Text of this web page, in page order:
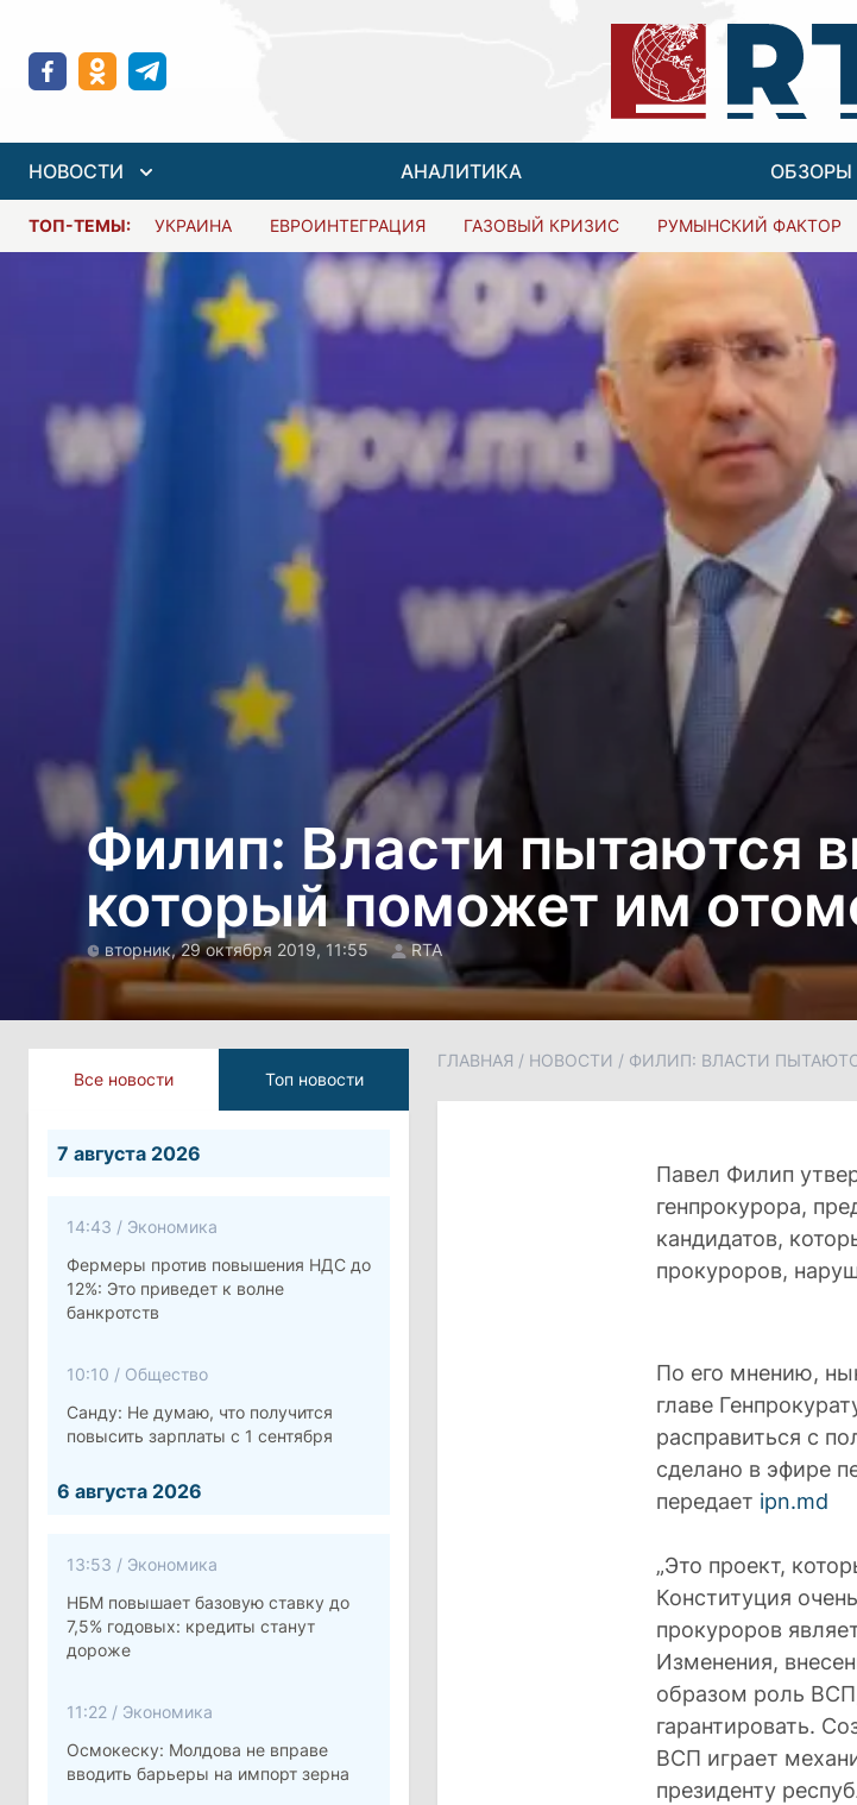
НОВОСТИ АНАЛИТИКА ОБЗОРЫ
ТОП-ТЕМЫ: УКРАИНА ЕВРОИНТЕГРАЦИЯ ГАЗОВЫЙ КРИЗИС РУМЫНСКИЙ ФАКТОР
Филип: Власти пытаются
который поможет им
вторник, 29 октября 2019, 11:55 RTA
Все новости Топ новости
7 августа 2026
14:43 / Экономика
Фермеры против повышения НДС до
12%: Это приведет к волне
банкротств
10:10 / Общество
Санду: Не думаю, что получится
повысить зарплаты с 1 сентября
6 августа 2026
13:53 / Экономика
НБМ повышает базовую ставку до
7,5% годовых: кредиты станут
дороже
11:22 / Экономика
Осмокеску: Молдова не вправе
вводить барьеры на импорт зерна
ГЛАВНАЯ / НОВОСТИ / ФИЛИП: ВЛАСТИ
Павел Филип
генпрокурора,
кандидатов,
прокуроров,
По его мнению,
главе
расправиться с
сделано в эфире
передает ipn.md
„Это проект,
Конституция
прокуроров
Изменения,
образом роль
гарантировать.
ВСП играет
президенту